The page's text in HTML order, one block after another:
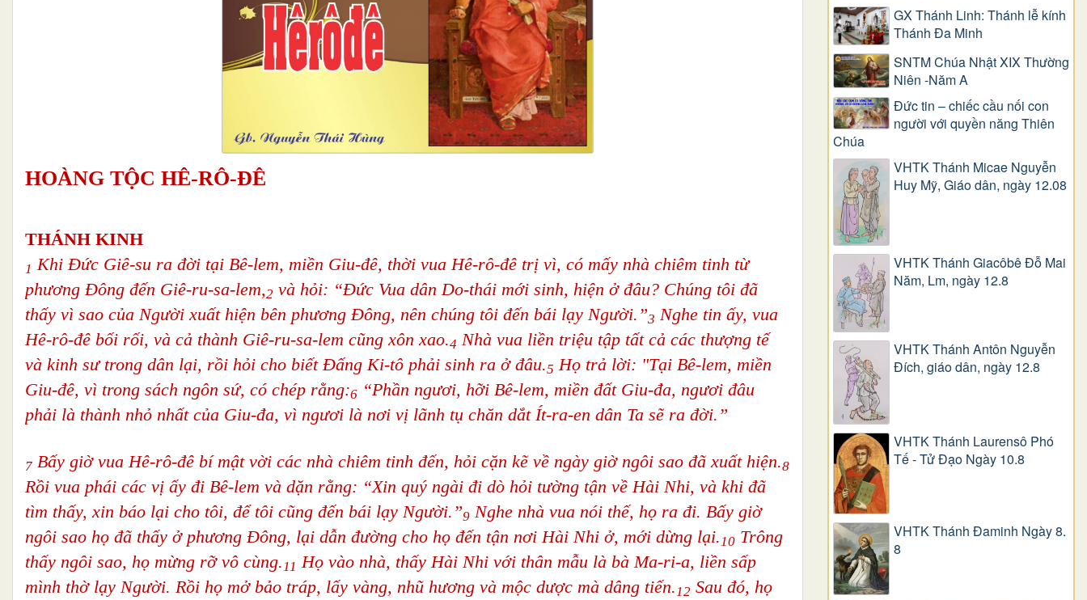
HOÀNG TỘC HÊ-RÔ-ĐÊ
THÁNH KINH
1 Khi Đức Giê-su ra đời tại Bê-lem, miền Giu-đê, thời vua Hê-rô-đê trị vì, có mấy nhà chiêm tinh từ
phương Đông đến Giê-ru-sa-lem,2 và hỏi: “Đức Vua dân Do-thái mới sinh, hiện ở đâu? Chúng tôi đã
thấy vì sao của Người xuất hiện bên phương Đông, nên chúng tôi đến bái lạy Người.”3 Nghe tin ấy, vua
Hê-rô-đê bối rối, và cả thành Giê-ru-sa-lem cũng xôn xao.4 Nhà vua liền triệu tập tất cả các thượng tế
và kinh sư trong dân lại, rồi hỏi cho biết Đấng Ki-tô phải sinh ra ở đâu.5 Họ trả lời: "Tại Bê-lem, miền
Giu-đê, vì trong sách ngôn sứ, có chép rằng:6 “Phần ngươi, hỡi Bê-lem, miền đất Giu-đa, ngươi đâu
phải là thành nhỏ nhất của Giu-đa, vì ngươi là nơi vị lãnh tụ chăn dắt Ít-ra-en dân Ta sẽ ra đời.”
7 Bấy giờ vua Hê-rô-đê bí mật vời các nhà chiêm tinh đến, hỏi cặn kẽ về ngày giờ ngôi sao đã xuất hiện.8
Rồi vua phái các vị ấy đi Bê-lem và dặn rằng: “Xin quý ngài đi dò hỏi tường tận về Hài Nhi, và khi đã
tìm thấy, xin báo lại cho tôi, để tôi cũng đến bái lạy Người.”9 Nghe nhà vua nói thế, họ ra đi. Bấy giờ
ngôi sao họ đã thấy ở phương Đông, lại dẫn đường cho họ đến tận nơi Hài Nhi ở, mới dừng lại. 10 Trông
thấy ngôi sao, họ mừng rỡ vô cùng. 11 Họ vào nhà, thấy Hài Nhi với thân mẫu là bà Ma-ri-a, liền sấp
mình thờ lạy Người. Rồi họ mở bảo tráp, lấy vàng, nhũ hương và mộc dược mà dâng tiến. 12 Sau đó, họ
GX Thánh Linh: Thánh lễ kính
Thánh Đa Minh
SNTM Chúa Nhật XIX Thường
Niên -Năm A
Đức tin – chiếc cầu nối con
người với quyền năng Thiên
Chúa
VHTK Thánh Micae Nguyễn
Huy Mỹ, Giáo dân, ngày 12.08
VHTK Thánh Giacôbê Ðỗ Mai
Năm, Lm, ngày 12.8
VHTK Thánh Antôn Nguyễn
Ðích, giáo dân, ngày 12.8
VHTK Thánh Laurensô Phó
Tế - Tử Đạo Ngày 10.8
VHTK Thánh Đaminh Ngày 8.
8